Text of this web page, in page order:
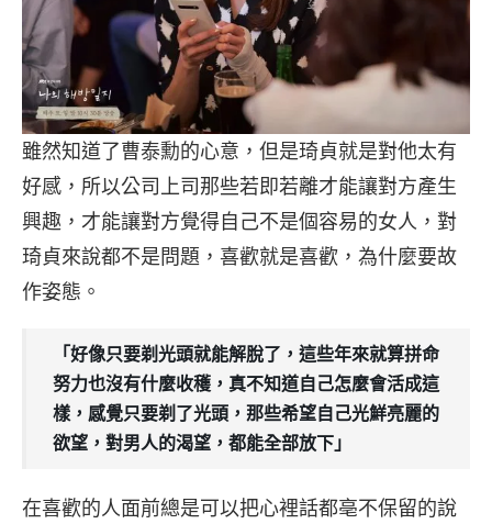
雖然知道了曹泰勳的心意，但是琦貞就是對他太有
好感，所以公司上司那些若即若離才能讓對方產生
興趣，才能讓對方覺得自己不是個容易的女人，對
琦貞來說都不是問題，喜歡就是喜歡，為什麼要故
作姿態。
「好像只要剃光頭就能解脫了，這些年來就算拼命
努力也沒有什麼收穫，真不知道自己怎麼會活成這
樣，感覺只要剃了光頭，那些希望自己光鮮亮麗的
欲望，對男人的渴望，都能全部放下」
在喜歡的人面前總是可以把心裡話都亳不保留的說